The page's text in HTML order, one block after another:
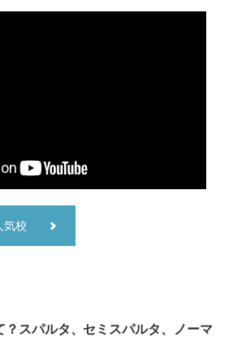
気校
？スパルタ、セミスパルタ、ノーマ